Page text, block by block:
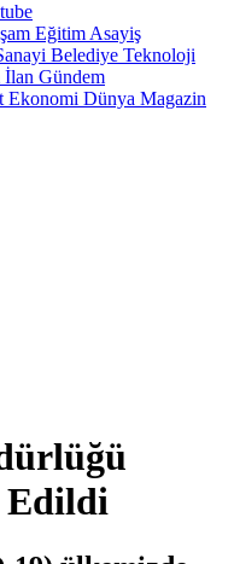
Eğitim Asayiş
Belediye Teknoloji
İlan Gündem
Ekonomi Dünya Magazin
Edildi